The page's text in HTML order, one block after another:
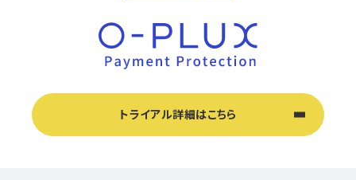
トライアル詳細はこちら